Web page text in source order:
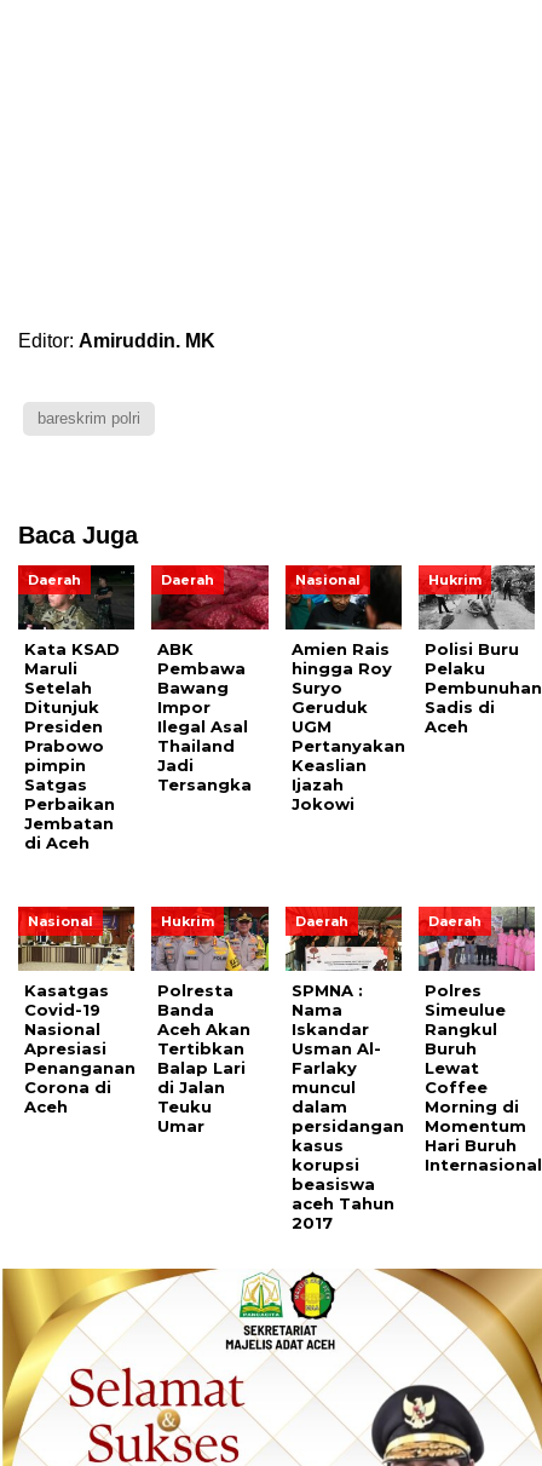
Editor: Amiruddin. MK
bareskrim polri
Baca Juga
Daerah
Kata KSAD
Maruli
Setelah
Ditunjuk
Presiden
Prabowo
pimpin
Satgas
Perbaikan
Jembatan
di Aceh
Daerah
ABK
Pembawa
Bawang
Impor
Ilegal Asal
Thailand
Jadi
Tersangka
Nasional
Amien Rais
hingga Roy
Suryo
Geruduk
UGM
Pertanyakan
Keaslian
Ijazah
Jokowi
Hukrim
Polisi Buru
Pelaku
Pembunuhan
Sadis di
Aceh
Nasional
Kasatgas
Covid-19
Nasional
Apresiasi
Penanganan
Corona di
Aceh
Hukrim
Polresta
Banda
Aceh Akan
Tertibkan
Balap Lari
di Jalan
Teuku
Umar
Daerah
SPMNA :
Nama
Iskandar
Usman Al-
Farlaky
muncul
dalam
persidangan
kasus
korupsi
beasiswa
aceh Tahun
2017
Daerah
Polres
Simeulue
Rangkul
Buruh
Lewat
Coffee
Morning di
Momentum
Hari Buruh
Internasional